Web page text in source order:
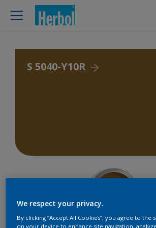
S 5040-Y10R
We respect your privacy.
By clicking “Accept All Cookies”, you agree to
on your device to enhance site navigation,